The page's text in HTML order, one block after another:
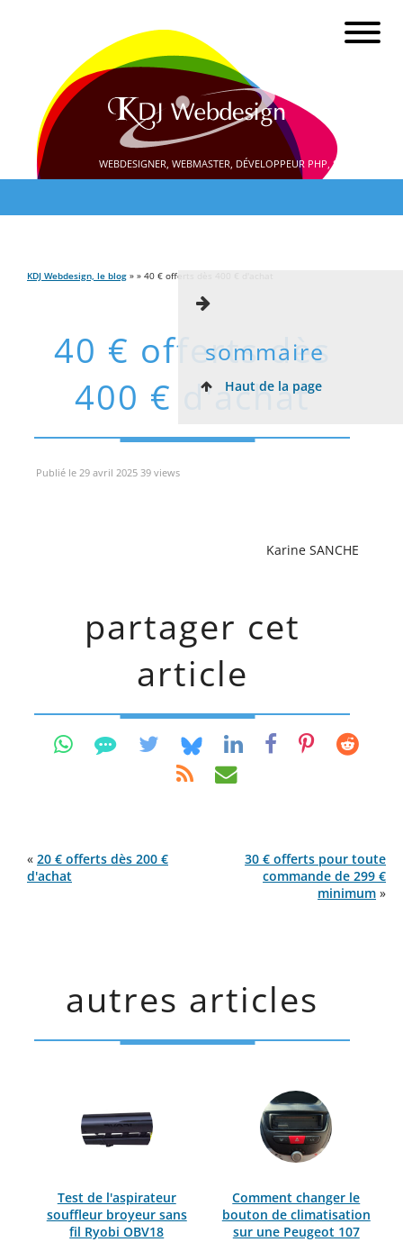
WEBDESIGNER, WEBMASTER, DÉVELOPPEUR PHP, SEO
KDJ Webdesign, le blog » » 40 € offerts dès 400 € d'achat
40 € offerts dès
400 € d'achat
sommaire
Haut de la page
Publié le 29 avril 2025 39 views
Karine SANCHE
partager cet
article
« 20 € offerts dès 200 €
d'achat
30 € offerts pour toute
commande de 299 €
minimum »
autres articles
Test de l'aspirateur
souffleur broyeur sans
fil Ryobi OBV18
Comment changer le
bouton de climatisation
sur une Peugeot 107